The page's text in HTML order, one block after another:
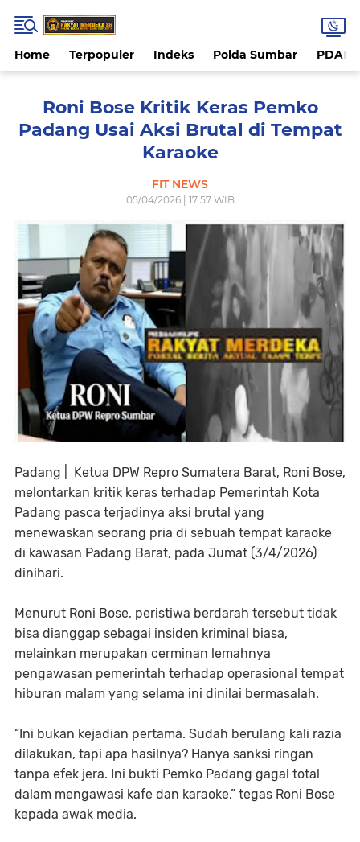
Home Terpopuler Indeks Polda Sumbar PDAM
Roni Bose Kritik Keras Pemko
Padang Usai Aksi Brutal di Tempat
Karaoke
FIT NEWS
05/04/2026 | 17:57 WIB
Padang | Ketua DPW Repro Sumatera Barat, Roni Bose,
melontarkan kritik keras terhadap Pemerintah Kota
Padang pasca terjadinya aksi brutal yang
menewaskan seorang pria di sebuah tempat karaoke
di kawasan Padang Barat, pada Jumat (3/4/2026)
dinihari.
Menurut Roni Bose, peristiwa berdarah tersebut tidak
bisa dianggap sebagai insiden kriminal biasa,
melainkan merupakan cerminan lemahnya
pengawasan pemerintah terhadap operasional tempat
hiburan malam yang selama ini dinilai bermasalah.
“Ini bukan kejadian pertama. Sudah berulang kali razia
dilakukan, tapi apa hasilnya? Hanya sanksi ringan
tanpa efek jera. Ini bukti Pemko Padang gagal total
dalam mengawasi kafe dan karaoke,” tegas Roni Bose
kepada awak media.